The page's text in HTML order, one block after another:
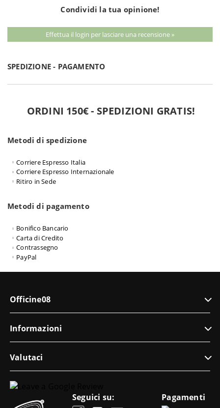
Condividi la tua opinione!
Effettua il login per lasciare una recensione »
SPEDIZIONE - PAGAMENTO
ORDINI 150€ - SPEDIZIONI GRATIS!
Metodi di spedizione
Corriere Espresso Italia
Corriere Espresso Internazionale
Ritiro in Sede
Metodi di pagamento
Bonifico Bancario
Carta di Credito
Contrassegno
PayPal
Officine08
Informazioni
Valutaci
Seguici su: Pagamenti